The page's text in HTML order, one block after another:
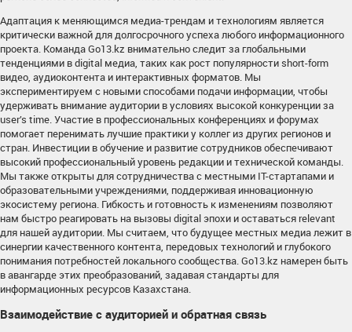
Адаптация к меняющимся медиа-трендам и технологиям является
критически важной для долгосрочного успеха любого информационного
проекта. Команда Go13.kz внимательно следит за глобальными
тенденциями в digital медиа, таких как рост популярности short-form
видео, аудиоконтента и интерактивных форматов. Мы
экспериментируем с новыми способами подачи информации, чтобы
удерживать внимание аудитории в условиях высокой конкуренции за
user’s time. Участие в профессиональных конференциях и форумах
помогает перенимать лучшие практики у коллег из других регионов и
стран. Инвестиции в обучение и развитие сотрудников обеспечивают
высокий профессиональный уровень редакции и технической команды.
Мы также открыты для сотрудничества с местными IT-стартапами и
образовательными учреждениями, поддерживая инновационную
экосистему региона. Гибкость и готовность к изменениям позволяют
нам быстро реагировать на вызовы digital эпохи и оставаться relevant
для нашей аудитории. Мы считаем, что будущее местных медиа лежит в
синергии качественного контента, передовых технологий и глубокого
понимания потребностей локального сообщества. Go13.kz намерен быть
в авангарде этих преобразований, задавая стандарты для
информационных ресурсов Казахстана.
Взаимодействие с аудиторией и обратная связь